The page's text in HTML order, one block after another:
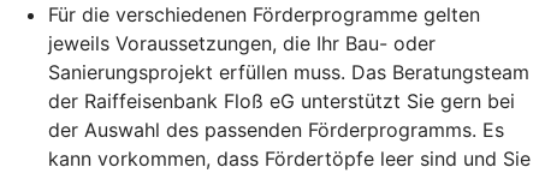
Für die verschiedenen Förderprogramme gelten
jeweils Voraussetzungen, die Ihr Bau- oder
Sanierungsprojekt erfüllen muss. Das Beratungsteam
der Raiffeisenbank Floß eG unterstützt Sie gern bei
der Auswahl des passenden Förderprogramms. Es
kann vorkommen, dass Fördertöpfe leer sind und Sie